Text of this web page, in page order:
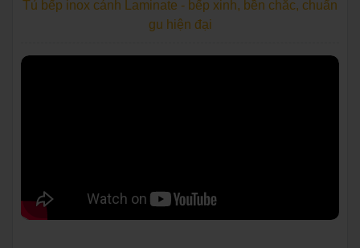
Tủ bếp inox cánh Laminate - bếp xinh, bền chắc, chuẩn
gu hiện đại